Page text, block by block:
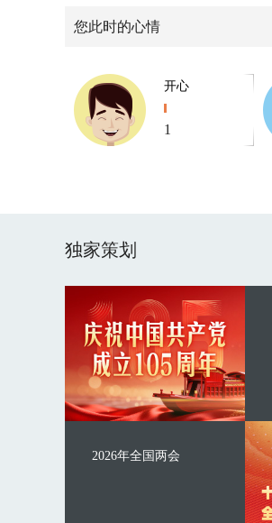
您此时的心情
开心
1
独家策划
2026年全国两会